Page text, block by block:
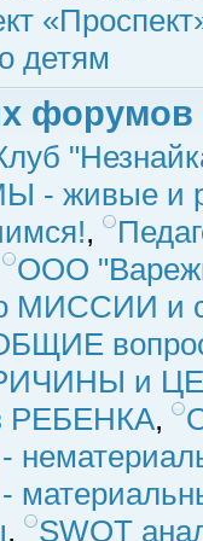
детям
форумов
- живые и
,
ООО
МИССИИ и
и
РЕБЕНКА,
,
SWOT